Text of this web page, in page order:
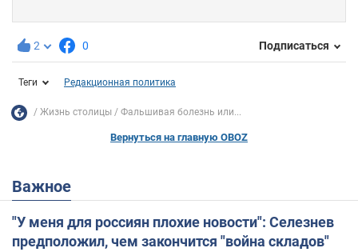
2 0 Подписаться
Теги Редакционная политика
Жизнь столицы Фальшивая болезнь или...
Вернуться на главную OBOZ
Важное
"У меня для россиян плохие новости": Селезнев
предположил, чем закончится "война складов"